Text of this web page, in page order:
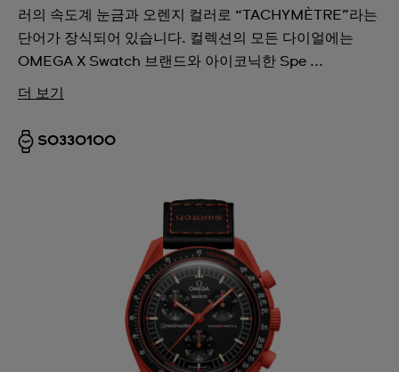
러의 속도계 눈금과 오렌지 컬러로 “TACHYMÈTRE”라는
단어가 장식되어 있습니다. 컬렉션의 모든 다이얼에는
OMEGA X Swatch 브랜드와 아이코닉한 Spe ...
더 보기
SO33O100